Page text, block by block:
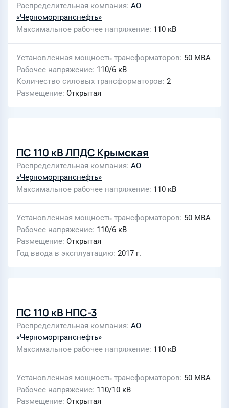
Распределительная компания АО
«Черномортранснефть»
Максимальное рабочее напряжение 110 кВ
Установленная мощность трансформаторов 50 МВА
Рабочее напряжение 110/6 кВ
Количество силовых трансформаторов 2
Размещение Открытая
ПС 110 кВ ЛПДС Крымская
Распределительная компания АО
«Черномортранснефть»
Максимальное рабочее напряжение 110 кВ
Установленная мощность трансформаторов 50 МВА
Рабочее напряжение 110/6 кВ
Размещение Открытая
Год ввода в эксплуатацию 2017 г.
ПС 110 кВ НПС-3
Распределительная компания АО
«Черномортранснефть»
Максимальное рабочее напряжение 110 кВ
Установленная мощность трансформаторов 50 МВА
Рабочее напряжение 110/10 кВ
Размещение Открытая